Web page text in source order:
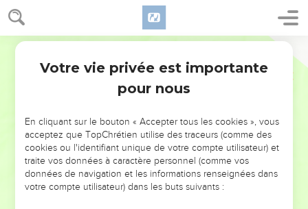
NE MANQUEZ PAS L’ÉVÉNEMENT
DE L’ANNÉE !
ET SI LEURS ERREURS POUVAIENT VOUS ÉVITER LES
VOTRES ?
Votre vie privée est importante
pour nous
En cliquant sur le bouton « Accepter tous les cookies », vous
acceptez que TopChrétien utilise des traceurs (comme des
cookies ou l'identifiant unique de votre compte utilisateur) et
traite vos données à caractère personnel (comme vos
données de navigation et les informations renseignées dans
votre compte utilisateur) dans les buts suivants :